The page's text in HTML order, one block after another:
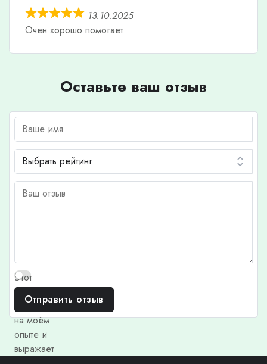
13.10.2025
Очен хорошо помогает
Оставьте ваш отзыв
Этот
отзыв
основан
на моём
опыте и
выражает
Отправить отзыв